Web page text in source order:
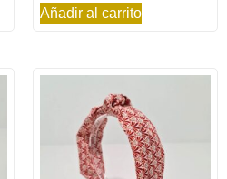
Añadir al carrito